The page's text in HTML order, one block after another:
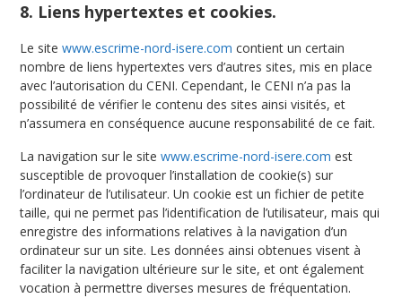
8. Liens hypertextes et cookies.
Le sitewww.escrime-nord-isere.com contient un certain
nombre de liens hypertextes vers d’autres sites, mis en place
avec l’autorisation du CENI. Cependant, le CENI n’a pas la
possibilité de vérifier le contenu des sites ainsi visités, et
n’assumera en conséquence aucune responsabilité de ce fait.
La navigation sur le sitewww.escrime-nord-isere.com est
susceptible de provoquer l’installation de cookie(s) sur
l’ordinateur de l’utilisateur. Un cookie est un fichier de petite
taille, qui ne permet pas l’identification de l’utilisateur, mais qui
enregistre des informations relatives à la navigation d’un
ordinateur sur un site. Les données ainsi obtenues visent à
faciliter la navigation ultérieure sur le site, et ont également
vocation à permettre diverses mesures de fréquentation.